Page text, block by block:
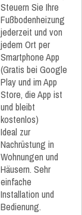
Steuern Sie Ihre
Fußbodenheizung
jederzeit und von
jedem Ort per
Smartphone App
(Gratis bei Google
Play und im App
Store, die App ist
und bleibt
kostenlos)
Ideal zur
Nachrüstung in
Wohnungen und
Häusern. Sehr
einfache
Installation und
Bedienung.